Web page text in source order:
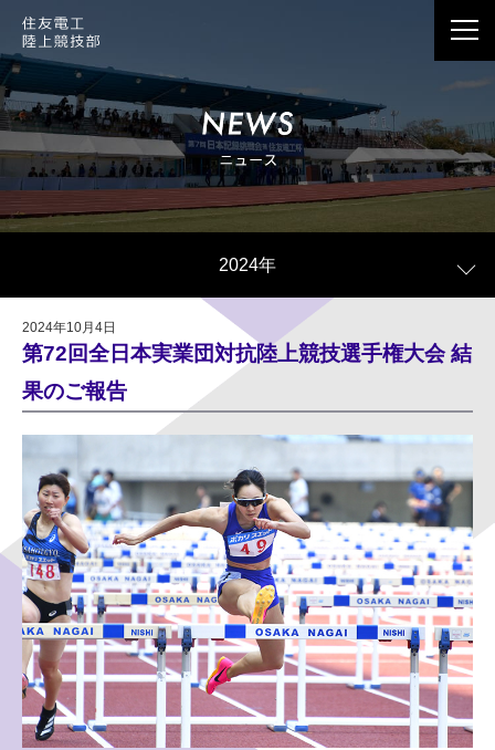
2024年10月4日
第72回全日本実業団対抗陸上競技選手権大会 結
果のご報告
2024年
応援メッセージは、Webサイト情報で公開させて
いただくことがございます。
個人情報の記載は避けていただきますようお願い
公開の際、当社の判断で個人情報に当たる記載内
容を一部編集させていただく場合がございます。
公開の有無に関わらず、お送りいただきました応
援メッセージはすべて拝見しております。
同意しない
同意する